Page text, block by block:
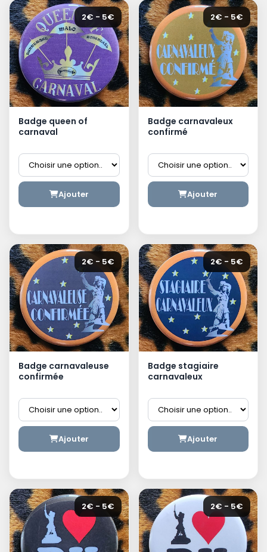
2€ - 5€
Badge queen of
carnaval
Ajouter
2€ - 5€
Badge carnavaleux
confirmé
Ajouter
2€ - 5€
Badge carnavaleuse
confirmée
Ajouter
2€ - 5€
Badge stagiaire
carnavaleux
Ajouter
2€ - 5€ 2€ - 5€